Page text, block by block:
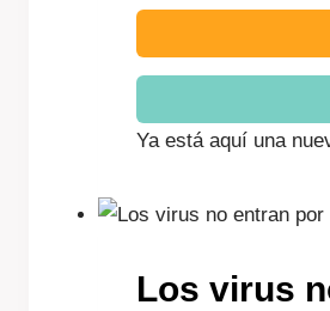
Ya está aquí una
Los virus